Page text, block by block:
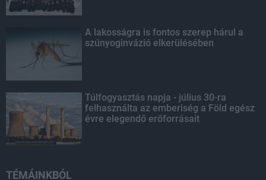
A lakosságra is fontos szerep hárul a
szúnyoginvázió elkerülésében
Túlfogyasztás napja - július 30-ra
felhasználta az emberiség a Föld egész
évre elegendő erőforrásait
TÉMÁINKBÓL